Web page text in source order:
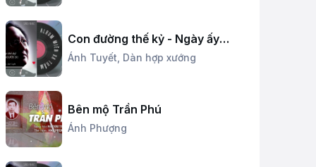
Con đường thế kỷ - Ngày ấy
người đi
Ánh Tuyết, Dàn hợp xướng
Bên mộ Trần Phú
Ánh Phượng